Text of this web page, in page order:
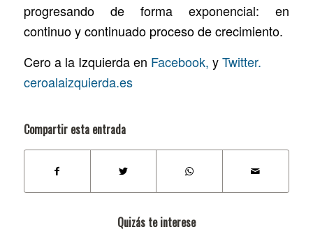
progresando de forma exponencial: en
continuo y continuado proceso de crecimiento.
Cero a la Izquierda en Facebook, yTwitter.
ceroalaizquierda.es
Compartir esta entrada
Quizás te interese